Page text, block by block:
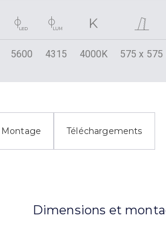
5600 4315 4000K 575 x 575
Montage Téléchargements
Dimensions et